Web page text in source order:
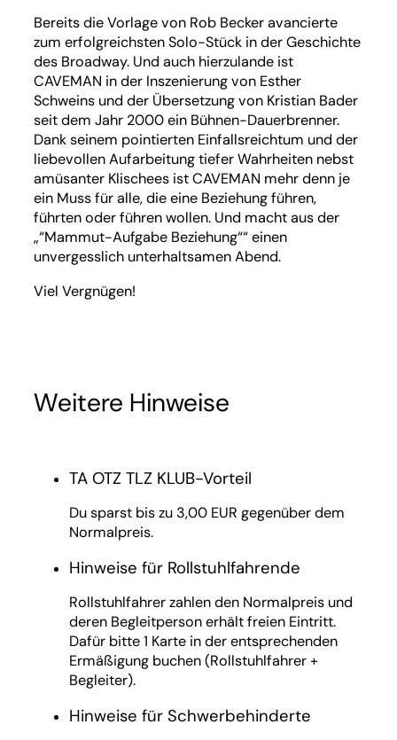
Bereits die Vorlage von Rob Becker avancierte
zum erfolgreichsten Solo-Stück in der Geschichte
des Broadway. Und auch hierzulande ist
CAVEMAN in der Inszenierung von Esther
Schweins und der Übersetzung von Kristian Bader
seit dem Jahr 2000 ein Bühnen-Dauerbrenner.
Dank seinem pointierten Einfallsreichtum und der
liebevollen Aufarbeitung tiefer Wahrheiten nebst
amüsanter Klischees ist CAVEMAN mehr denn je
ein Muss für alle, die eine Beziehung führen,
führten oder führen wollen. Und macht aus der
„“Mammut-Aufgabe Beziehung““ einen
unvergesslich unterhaltsamen Abend.
Viel Vergnügen!
Weitere Hinweise
TA OTZ TLZ KLUB-Vorteil
Du sparst bis zu 3,00 EUR gegenüber dem
Normalpreis.
Hinweise für Rollstuhlfahrende
Rollstuhlfahrer zahlen den Normalpreis und
deren Begleitperson erhält freien Eintritt.
Dafür bitte 1 Karte in der entsprechenden
Ermäßigung buchen (Rollstuhlfahrer +
Begleiter).
Hinweise für Schwerbehinderte